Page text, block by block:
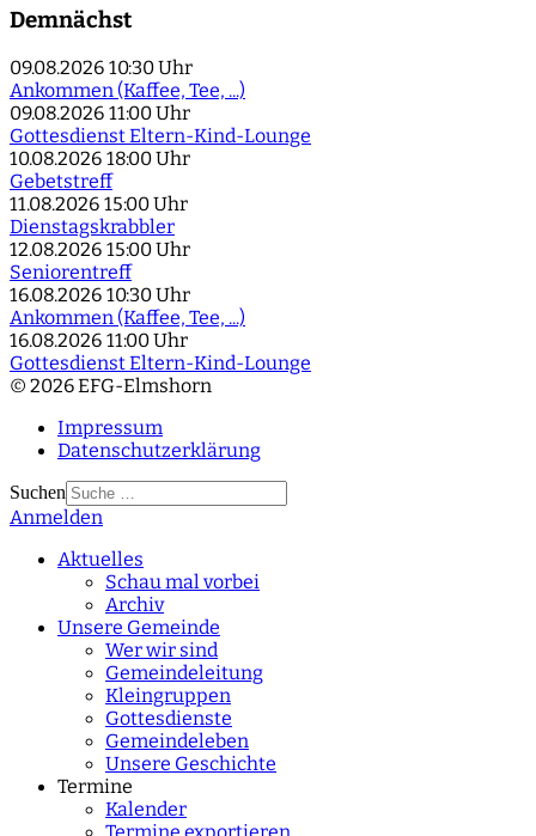
Demnächst
09.08.2026 10:30 Uhr
Ankommen (Kaffee, Tee, ...)
09.08.2026 11:00 Uhr
Gottesdienst Eltern-Kind-Lounge
10.08.2026 18:00 Uhr
Gebetstreff
11.08.2026 15:00 Uhr
Dienstagskrabbler
12.08.2026 15:00 Uhr
Seniorentreff
16.08.2026 10:30 Uhr
Ankommen (Kaffee, Tee, ...)
16.08.2026 11:00 Uhr
Gottesdienst Eltern-Kind-Lounge
© 2026 EFG-Elmshorn
Impressum
Datenschutzerklärung
Suchen
Type 2 or more
Anmelden
Aktuelles
Schau mal vorbei
Archiv
Unsere Gemeinde
Wer wir sind
Gemeindeleitung
Kleingruppen
Gottesdienste
Gemeindeleben
Unsere Geschichte
Termine
Kalender